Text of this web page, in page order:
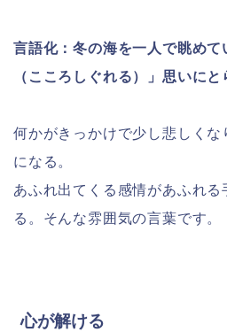
言語化：冬の海を一人で眺めて
（こころしぐれる）」思いにと
何かがきっかけで少し悲しくな
になる。
あふれ出てくる感情があふれる
る。そんな雰囲気の言葉です。
心が解ける